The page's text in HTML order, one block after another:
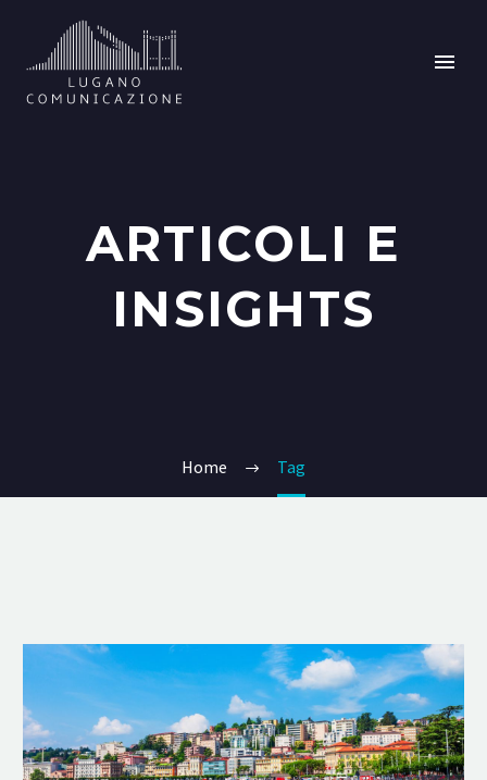
ARTICOLI E
INSIGHTS
Home Tag